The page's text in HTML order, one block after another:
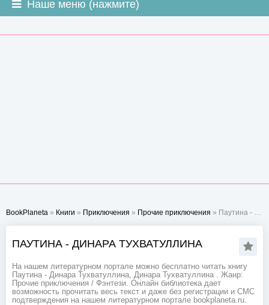
Наше меню (нажмите)
BookPlaneta » Книги » Приключения » Прочие приключения » Паутина - Динара Тухватуллина
ПАУТИНА - ДИНАРА ТУХВАТУЛЛИНА
На нашем литературном портале можно бесплатно читать книгу
Паутина - Динара Тухватуллина, Динара Тухватуллина . Жанр:
Прочие приключения / Фэнтези. Онлайн библиотека дает
возможность прочитать весь текст и даже без регистрации и СМС
подтверждения на нашем литературном портале bookplaneta.ru.